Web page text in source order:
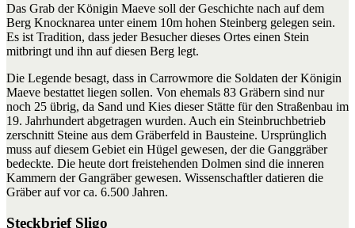
Das Grab der Königin Maeve soll der Geschichte nach auf dem
Berg Knocknarea unter einem 10m hohen Steinberg gelegen sein.
Es ist Tradition, dass jeder Besucher dieses Ortes einen Stein
mitbringt und ihn auf diesen Berg legt.
Die Legende besagt, dass in Carrowmore die Soldaten der Königin
Maeve bestattet liegen sollen. Von ehemals 83 Gräbern sind nur
noch 25 übrig, da Sand und Kies dieser Stätte für den Straßenbau im
19. Jahrhundert abgetragen wurden. Auch ein Steinbruchbetrieb
zerschnitt Steine aus dem Gräberfeld in Bausteine. Ursprünglich
muss auf diesem Gebiet ein Hügel gewesen, der die Ganggräber
bedeckte. Die heute dort freistehenden Dolmen sind die inneren
Kammern der Gangräber gewesen. Wissenschaftler datieren die
Gräber auf vor ca. 6.500 Jahren.
Steckbrief Sligo